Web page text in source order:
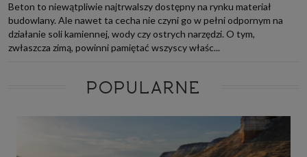
Beton to niewątpliwie najtrwalszy dostępny na rynku materiał
budowlany. Ale nawet ta cecha nie czyni go w pełni odpornym na
działanie soli kamiennej, wody czy ostrych narzędzi. O tym,
zwłaszcza zimą, powinni pamiętać wszyscy właśc...
POPULARNE